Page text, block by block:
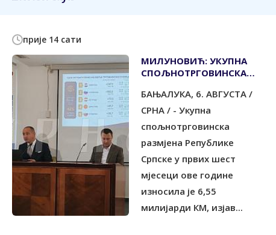
прије 14 сати
МИЛУНОВИЋ: УКУПНА
СПОЉНОТРГОВИНСКА
ГОДИНЕ 6,55
МИЛИЈАРДИ КМ
БАЊАЛУКА, 6. АВГУСТА /
СРНА / - Укупна
спољнотрговинска
размјена Републике
Српске у првих шест
мјесеци ове године
износила је 6,55
милијарди КМ, изјав...